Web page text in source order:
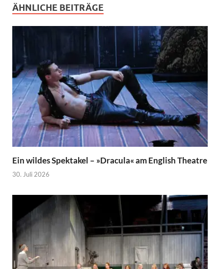
ÄHNLICHE BEITRÄGE
Ein wildes Spektakel – »Dracula« am English Theatre
30. Juli 2026